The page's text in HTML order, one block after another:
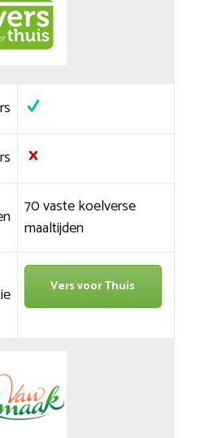
70 vaste koelverse
maaltijden
Vers voor Thuis